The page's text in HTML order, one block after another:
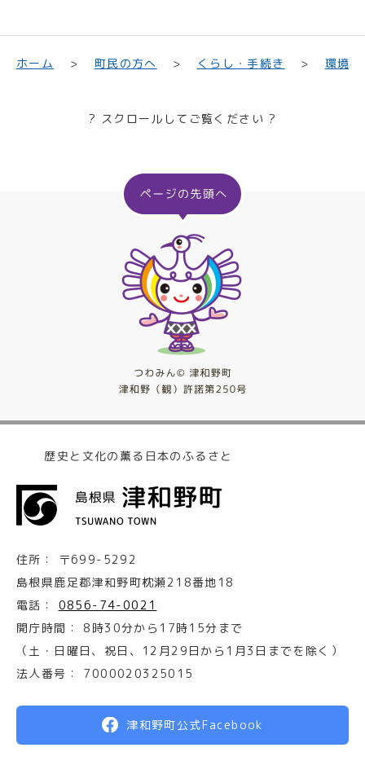
ホーム 町民の方へ くらし・手続き 環境
? スクロールしてご覧ください ?
歴史と文化の薫る日本のふるさと
住所：
〒699-5292
島根県鹿足郡津和野町枕瀬218番地18
電話：
0856-74-0021
開庁時間：
8時30分から17時15分まで
（土・日曜日、祝日、12月29日から1月3日までを除く）
法人番号：
7000020325015
津和野町公式Facebook